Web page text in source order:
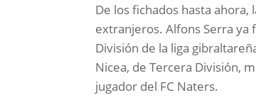
De los fichados hasta
extranjeros. Alfons Serra ya
División de la liga
Nicea, de Tercera División,
jugador del FC Naters.